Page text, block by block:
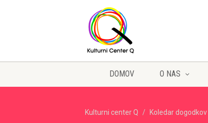
DOMOV O NAS
Kulturni center Q Koledar dogodkov